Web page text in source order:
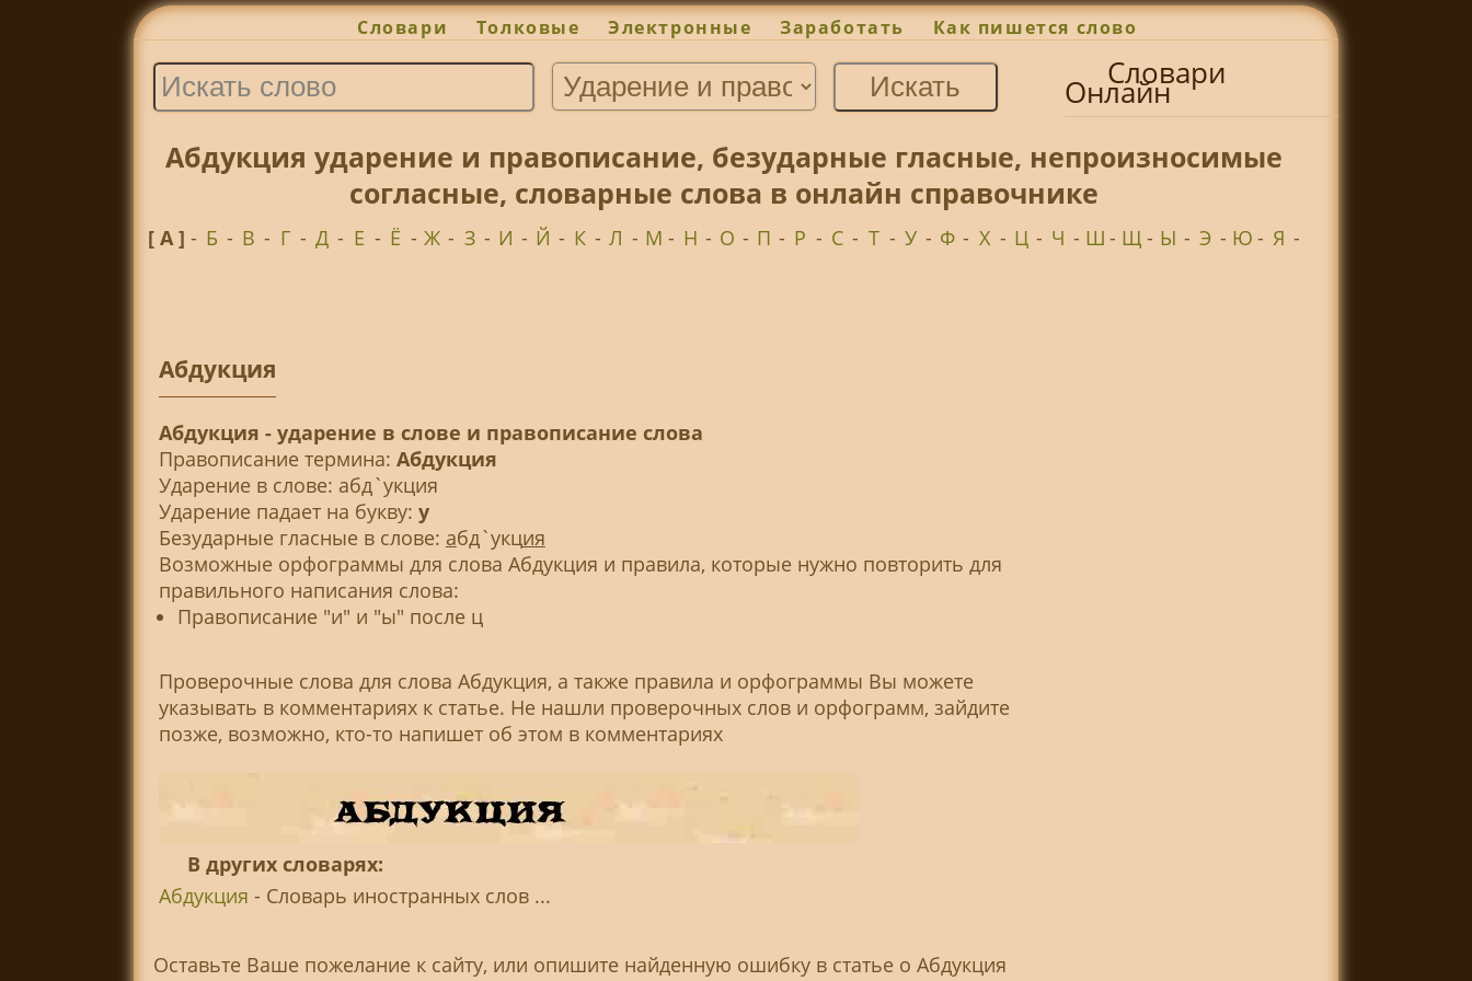
Словари Толковые Электронные Заработать Как пишется слово
Словари
Онлайн
Абдукция ударение и правописание, безударные гласные, непроизносимые
согласные, словарные слова в онлайн справочнике
[ А ] - Б - В - Г - Д - Е - Ё - Ж - З - И - Й - К - Л - М - Н - О - П - Р - С - Т - У - Ф - Х - Ц - Ч - Ш - Щ - Ы - Э - Ю- Я -
Абдукция
Абдукция - ударение в слове и правописание слова
Правописание термина: Абдукция
Ударение в слове: абд`укция
Ударение падает на букву: у
Безударные гласные в слове: абд`укция
Возможные орфограммы для слова Абдукция и правила, которые нужно повторить для
правильного написания слова:
Правописание "и" и "ы" после ц
Проверочные слова для слова Абдукция, а также правила и орфограммы Вы можете
указывать в комментариях к статье. Не нашли проверочных слов и орфограмм, зайдите
позже, возможно, кто-то напишет об этом в комментариях
В других словарях:
Абдукция - Словарь иностранных слов ...
Оставьте Ваше пожелание к сайту, или опишите найденную ошибку в статье о Абдукция